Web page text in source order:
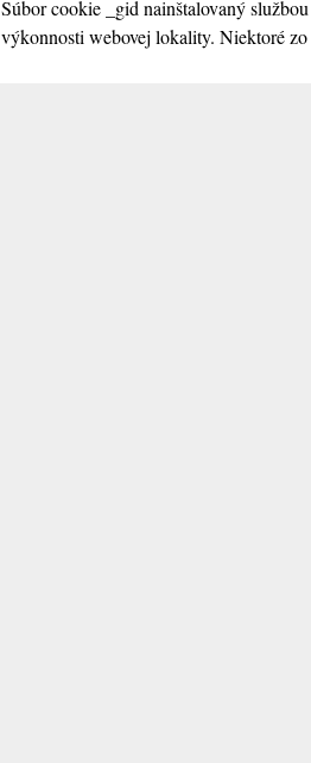
Súbor cookie _gid nainštalovaný
výkonnosti webovej lokality. Niektoré